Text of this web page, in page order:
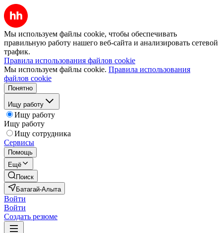
Мы используем файлы cookie, чтобы обеспечивать
правильную работу нашего веб-сайта и анализировать сетевой
трафик.
Правила использования файлов cookie
Мы используем файлы cookie. Правила использования
файлов cookie
Понятно
Ищу работу
Ищу работу
Ищу работу
Ищу сотрудника
Сервисы
Помощь
Ещё
Поиск
Батагай-Алыта
Войти
Войти
Создать резюме